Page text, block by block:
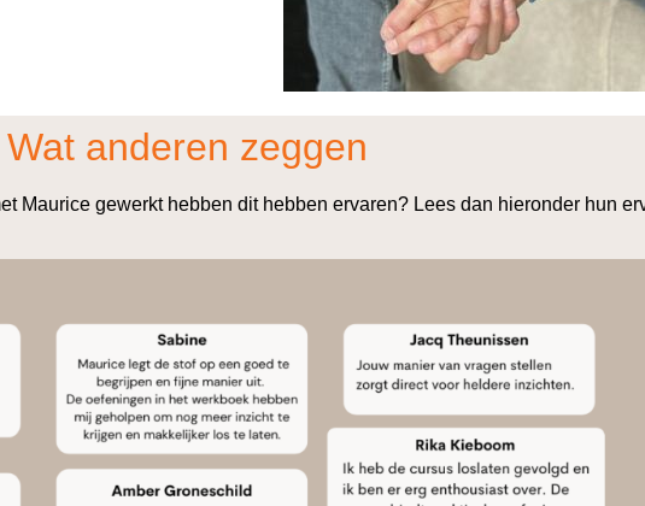
Wat anderen zeggen
Maurice gewerkt hebben dit hebben ervaren? Lees dan hieronder hun